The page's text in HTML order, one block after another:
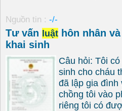
Nguồn tin : -/-
Tư vấn luật hôn nhân
khai sinh
Câu hỏi: Tôi
sinh cho cháu
đã lập gia đình
chồng tôi vào
riêng tôi có